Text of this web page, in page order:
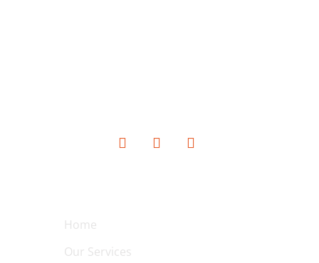
Home
Our Services